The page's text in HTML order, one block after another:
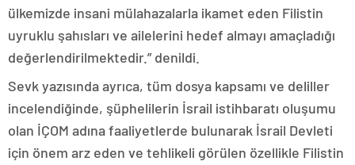
ülkemizde insani mülahazalarla ikamet eden Filistin
uyruklu şahısları ve ailelerini hedef almayı amaçladığı
değerlendirilmektedir.” denildi.
Sevk yazısında ayrıca, tüm dosya kapsamı ve deliller
incelendiğinde, şüphelilerin İsrail istihbaratı oluşumu
olan İÇOM adına faaliyetlerde bulunarak İsrail Devleti
için önem arz eden ve tehlikeli görülen özellikle Filistin